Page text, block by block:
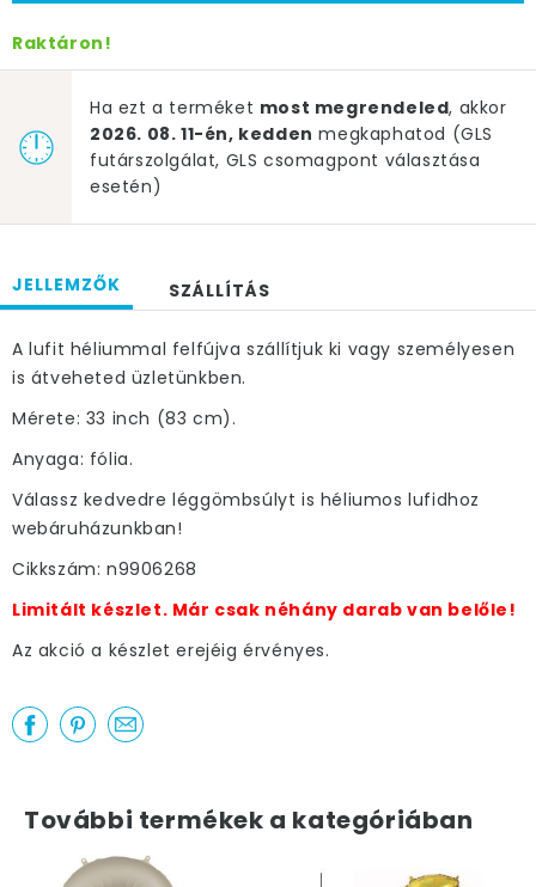
Raktáron!
Ha ezt a terméket most megrendeled, akkor
2026. 08. 11-én, kedden megkaphatod (GLS
futárszolgálat, GLS csomagpont választása
esetén)
JELLEMZŐK SZÁLLÍTÁS
A lufit héliummal felfújva szállítjuk ki vagy személyesen
is átveheted üzletünkben.
Mérete: 33 inch (83 cm).
Anyaga: fólia.
Válassz kedvedre léggömbsúlyt is héliumos lufidhoz
webáruházunkban!
Cikkszám: n9906268
Limitált készlet. Már csak néhány darab van belőle!
Az akció a készlet erejéig érvényes.
További termékek a kategóriában